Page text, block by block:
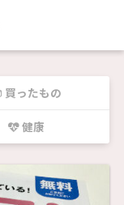
買ったもの
健康